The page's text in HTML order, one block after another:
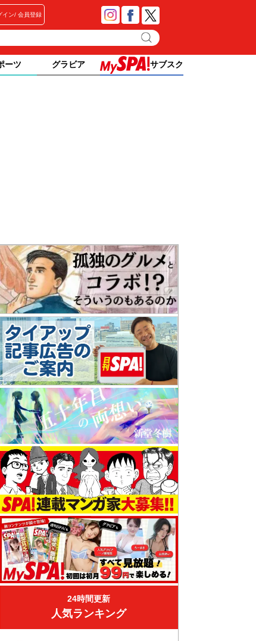
イン 会員登録
ーツ グラビア サブスク
24時間更新
人気ランキング